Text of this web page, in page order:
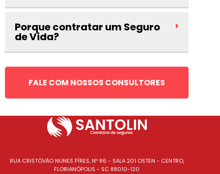
Porque contratar um Seguro
de Vida?
FALE COM NOSSOS CONSULTORES
RUA CRISTÓVÃO NUNES PÍRES, Nº 86 - SALA 201 OSTEN - CENTRO,
FLORIANÓPOLIS - SC 88010-120